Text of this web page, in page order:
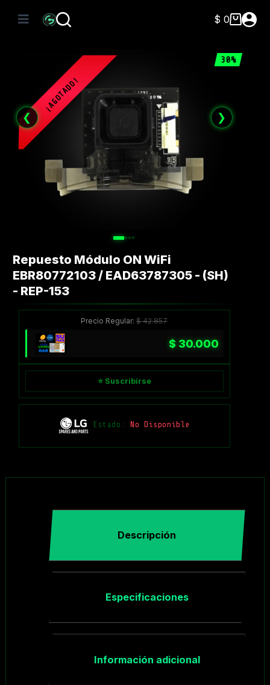
Carro
$ 0
30%
❮ ❯
Repuesto Módulo ON WiFi
EBR80772103 / EAD63787305 - (SH)
- REP-153
Precio Regular:$42.857
$ 30.000
⭐ Suscribirse
Estado: No Disponible
Descripción
Especificaciones
Información adicional